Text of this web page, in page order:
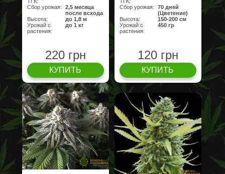
Сбор урожая:
2,5 месяца
после всхода
Высота:
до 1,8 м
Урожай с
растения:
до 1 кг
220 грн
КУПИТЬ
Сбор урожая:
70 дней
(Цветение)
Высота:
150-200 см
Урожай с
растения:
450 гр
120 грн
КУПИТЬ